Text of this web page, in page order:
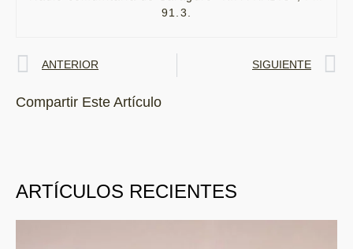
91.3.
ANTERIOR SIGUIENTE
Compartir Este Artículo
ARTÍCULOS RECIENTES